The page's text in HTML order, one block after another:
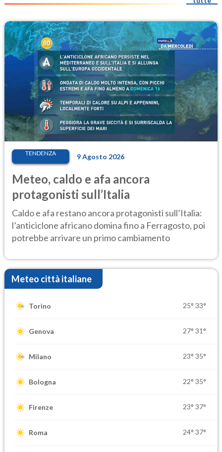
TENDENZA 9 Agosto 2026
Meteo, caldo e afa ancora
protagonisti sull’Italia
Caldo e afa restano ancora protagonisti sull’Italia:
l’anticiclone africano domina fino a Ferragosto, poi
potrebbe arrivare un primo cambiamento
Meteo città italiane
Torino 25° 33°
Genova 27° 31°
Milano 23° 35°
Bologna 22° 35°
Firenze 23° 37°
Roma 24° 37°